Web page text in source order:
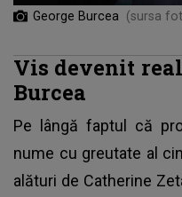
George Burcea (sursa
Vis devenit
Burcea
Pe lângă faptul că
nume cu greutate al
alături de Catherine